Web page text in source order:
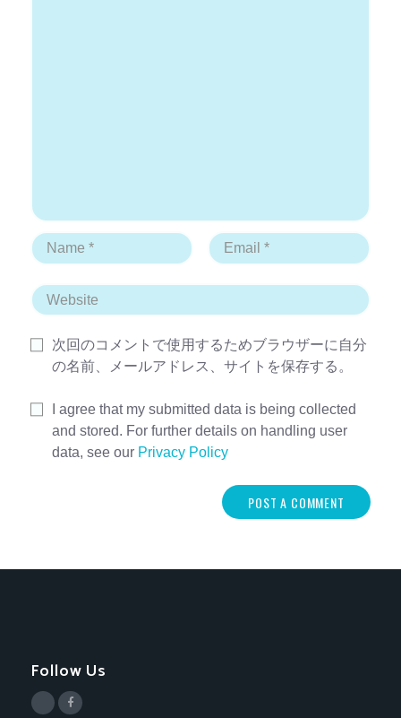
次回のコメントで使用するためブラウザーに自分
の名前、メールアドレス、サイトを保存する。
I agree that my submitted data is being collected
and stored. For further details on handling user
data, see our Privacy Policy
Follow Us